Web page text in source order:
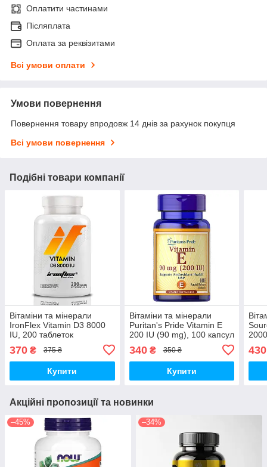
Оплатити частинами
Післяплата
Оплата за реквізитами
Всі умови оплати
Умови повернення
Повернення товару впродовж 14 днів за рахунок покупця
Всі умови повернення
Подібні товари компанії
Вітаміни та мінерали
IronFlex Vitamin D3 8000
IU, 200 таблеток
370 ₴ 375 ₴
Купити
Вітаміни та мінерали
Puritan's Pride Vitamin E
200 IU (90 mg), 100 капсул
340₴ 350 ₴
Купити
430
Акційні пропозиції та новинки
–45% –34%